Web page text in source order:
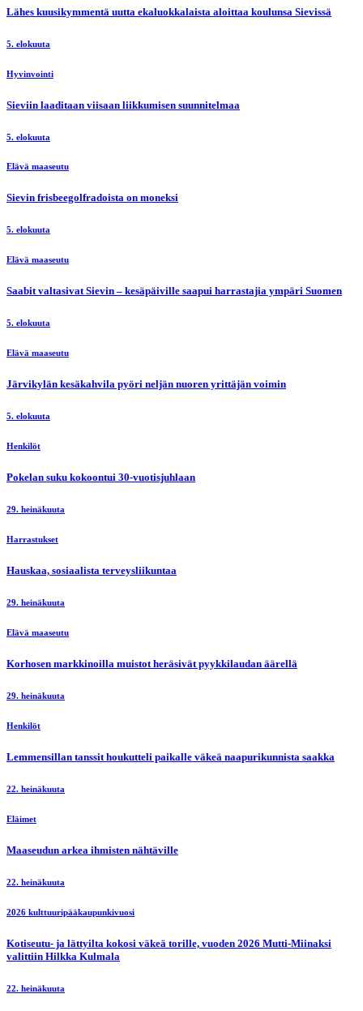
Lähes kuusikymmentä uutta ekaluokkalaista aloittaa koulunsa Sievissä
5. elokuuta
Hyvinvointi
Sieviin laaditaan viisaan liikkumisen suunnitelmaa
5. elokuuta
Elävä maaseutu
Sievin frisbeegolfradoista on moneksi
5. elokuuta
Elävä maaseutu
Saabit valtasivat Sievin – kesäpäiville saapui harrastajia ympäri Suomen
5. elokuuta
Elävä maaseutu
Järvikylän kesäkahvila pyöri neljän nuoren yrittäjän voimin
5. elokuuta
Henkilöt
Pokelan suku kokoontui 30-vuotisjuhlaan
29. heinäkuuta
Harrastukset
Hauskaa, sosiaalista terveysliikuntaa
29. heinäkuuta
Elävä maaseutu
Korhosen markkinoilla muistot heräsivät pyykkilaudan äärellä
29. heinäkuuta
Henkilöt
Lemmensillan tanssit houkutteli paikalle väkeä naapurikunnista saakka
22. heinäkuuta
Eläimet
Maaseudun arkea ihmisten nähtäville
22. heinäkuuta
2026 kulttuuripääkaupunkivuosi
Kotiseutu- ja lättyilta kokosi väkeä torille, vuoden 2026 Mutti-Miinaksi
valittiin Hilkka Kulmala
22. heinäkuuta